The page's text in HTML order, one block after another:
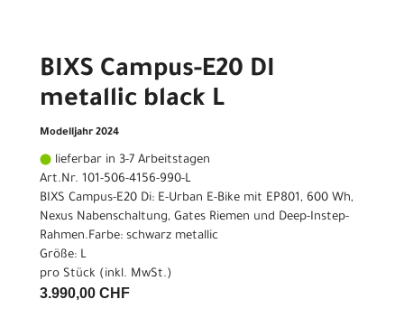
BIXS Campus-E20 DI
metallic black L
Modelljahr 2024
lieferbar in 3-7 Arbeitstagen
Art.Nr. 101-506-4156-990-L
BIXS Campus-E20 Di: E-Urban E-Bike mit EP801, 600 Wh,
Nexus Nabenschaltung, Gates Riemen und Deep-Instep-
Rahmen.Farbe: schwarz metallic
Größe: L
pro Stück (inkl. MwSt.)
3.990,00 CHF